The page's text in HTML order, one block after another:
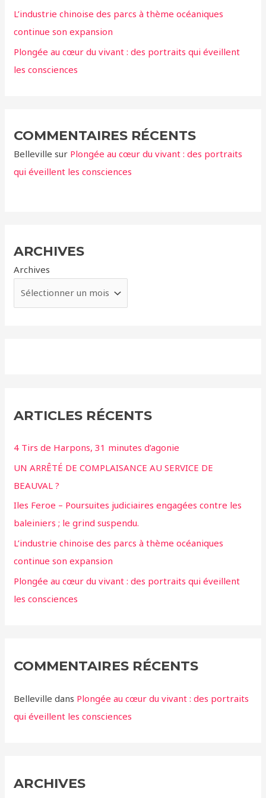
:L’industrie chinoise des parcs à thème océaniques
continue son expansion
Plongée au cœur du vivant : des portraits qui éveillent
les consciences
COMMENTAIRES RÉCENTS
Belleville sur Plongée au cœur du vivant : des portraits
qui éveillent les consciences
ARCHIVES
Archives
ARTICLES RÉCENTS
4 Tirs de Harpons, 31 minutes d’agonie
UN ARRÊTÉ DE COMPLAISANCE AU SERVICE DE
BEAUVAL ?
Iles Feroe – Poursuites judiciaires engagées contre les
baleiniers ; le grind suspendu.
L’industrie chinoise des parcs à thème océaniques
continue son expansion
Plongée au cœur du vivant : des portraits qui éveillent
les consciences
COMMENTAIRES RÉCENTS
Belleville dans Plongée au cœur du vivant : des portraits
qui éveillent les consciences
ARCHIVES